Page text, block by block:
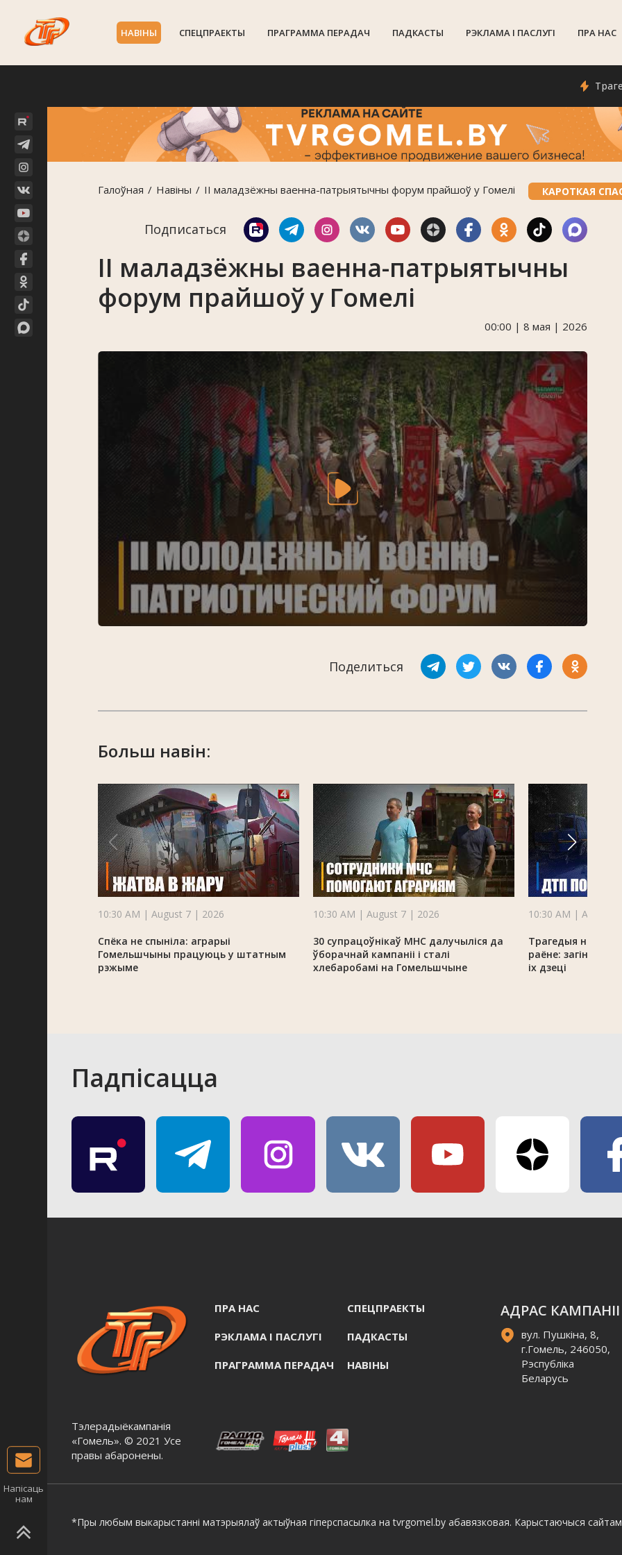
НАВIНЫ СПЕЦПРАЕКТЫ ПРАГРАММА ПЕРАДАЧ ПАДКАСТЫ РЭКЛАМА I ПАСЛУГI ПРА НАС
Трагедыя
Галоўная Навiны ІІ маладзёжны ваенна-патрыятычны форум прайшоў у Гомелі КАРОТКАЯ
Подписаться
ІІ маладзёжны ваенна-патрыятычны
форум прайшоў у Гомелі
00:00 | 8 мая | 2026
Поделиться
Больш навін:
10:30 AM | August 7 | 2026
Спёка не спыніла: аграрыі
Гомельшчыны працуюць у штатным
рэжыме
10:30 AM | August 7 | 2026
30 супрацоўнікаў МНС далучыліся да
ўборачнай кампаніі і сталі
хлебаробамі на Гомельшчыне
10:30 AM | August 7
Трагедыя на
раёне: загінулі
іх дзеці
Падпісацца
Тэлерадыёкампанія
«Гомель». © 2021 Усе
правы абаронены.
ПРА НАС СПЕЦПРАЕКТЫ
РЭКЛАМА I ПАСЛУГI ПАДКАСТЫ
ПРАГРАММА ПЕРАДАЧ НАВIНЫ
АДРАС КАМПАНІІ
вул. Пушкіна, 8,
г.Гомель, 246050,
Рэспубліка
Беларусь
*Пры любым выкарыстанні матэрыялаў актыўная гіперспасылка на tvrgomel.by абавязковая. Карыстаючыся
Напісаць
нам